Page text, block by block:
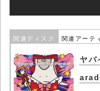
関連ディスク 関連アーテ
ヤ